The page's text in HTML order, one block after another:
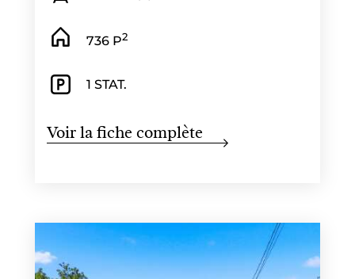
736 P2
1 STAT.
Voir la fiche complète